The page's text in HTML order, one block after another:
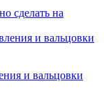
сделать на
и вальцовки